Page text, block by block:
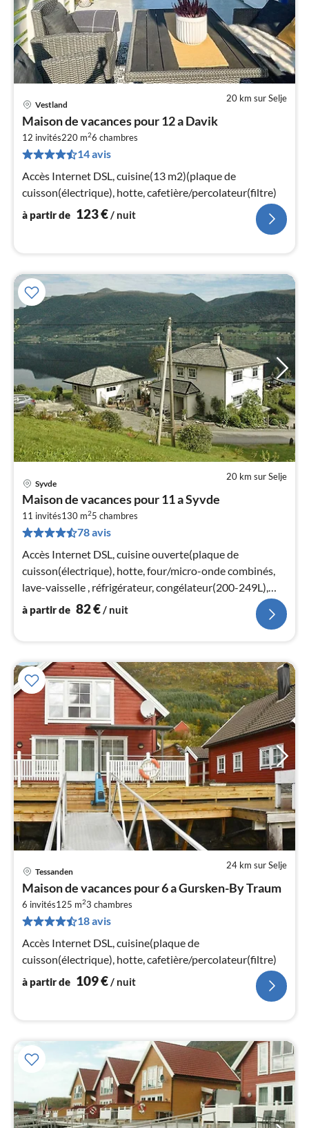
20 km sur Selje
Vestland
Maison de vacances pour 12 a Davik
12 invités220 m26 chambres
14 avis
Accès Internet DSL, cuisine(13 m2)(plaque de
cuisson(électrique), hotte, cafetière/percolateur(filtre)
à partir de 123€/ nuit
20 km sur Selje
Syvde
Maison de vacances pour 11 a Syvde
11 invités130 m25 chambres
78 avis
Accès Internet DSL, cuisine ouverte(plaque de
cuisson(électrique), hotte, four/micro-onde combinés,
lave-vaisselle , réfrigérateur, congélateur(200-249L),
chaise haute)
à partir de 82€/ nuit
24 km sur Selje
Tessanden
Maison de vacances pour 6 a Gursken-By Traum
6 invités125 m23 chambres
18 avis
Accès Internet DSL, cuisine(plaque de
cuisson(électrique), hotte, cafetière/percolateur(filtre)
à partir de 109€ / nuit